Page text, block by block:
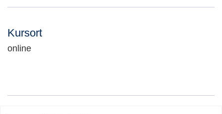
Kursort
online